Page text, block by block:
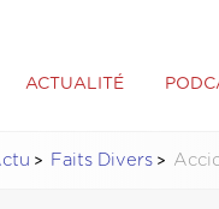
ACTUALITÉ
Faits Divers